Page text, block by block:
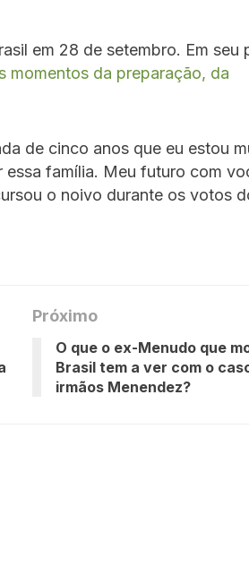
em 28 de setembro. Em seu
momentos da preparação, da
de cinco anos que eu estou
família. Meu futuro com
o noivo durante os votos
Próximo
O que o ex-Menudo que
Brasil tem a ver com o
irmãos Menendez?